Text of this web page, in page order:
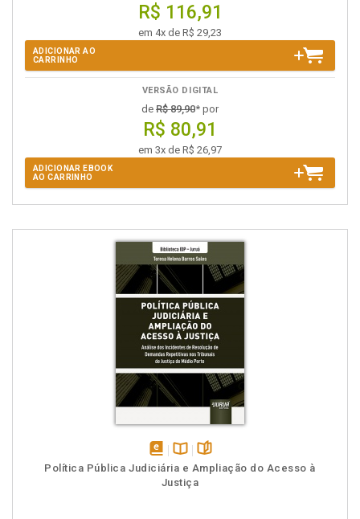
R$ 116,91
em 4x de R$ 29,23
ADICIONAR AO
CARRINHO
VERSÃO DIGITAL
de R$ 89,90* por
R$ 80,91
em 3x de R$ 26,97
ADICIONAR EBOOK
AO CARRINHO
disponívelDisponível
na
páginas
Política Pública Judiciária e Ampliação do Acesso à
Justiça